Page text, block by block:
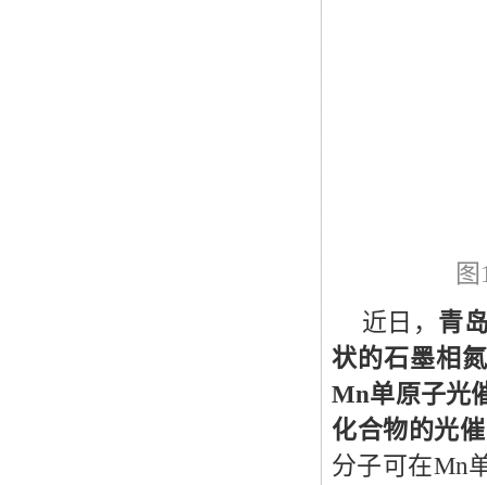
近日， 青
状的石墨相
Mn单原子光
化合物的光
分子可在Mn